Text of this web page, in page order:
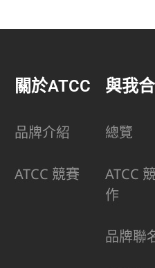
關於ATCC
品牌介紹
ATCC 競賽
與我
總覽
ATCC
作
品牌聯